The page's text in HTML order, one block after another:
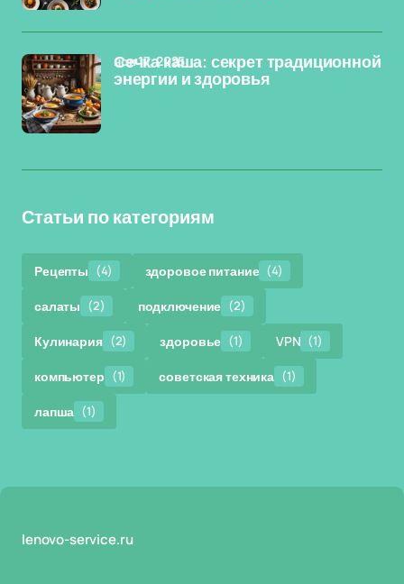
Сечка каша: секрет традиционной
энергии и здоровья
ноя 17, 2025
Статьи по категориям
Рецепты (4) здоровое питание (4)
салаты (2) подключение (2)
Кулинария (2) здоровье (1) VPN (1)
компьютер (1) советская техника (1)
лапша (1)
lenovo-service.ru